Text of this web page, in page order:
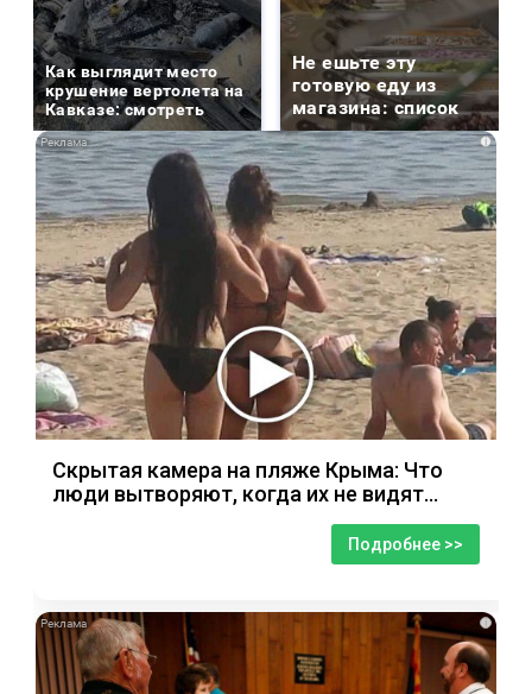
Как выглядит место
крушение вертолета на
Кавказе: смотреть
Не ешьте эту
готовую еду из
магазина: список
i
Скрытая камера на пляже Крыма: Что
люди вытворяют, когда их не видят...
Подробнее >>
i